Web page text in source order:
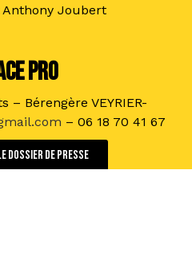
Joubert
PRO
– Bérengère VEYRIER-
– 06 18 70 41 67
dossier de presse